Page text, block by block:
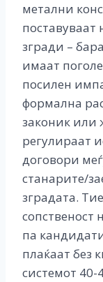
метални
згради –
имаат
посилен
формална
законик или
регулираат
договори
станарите/
зградата.
сопственост
па
плаќаат без
системот 40-